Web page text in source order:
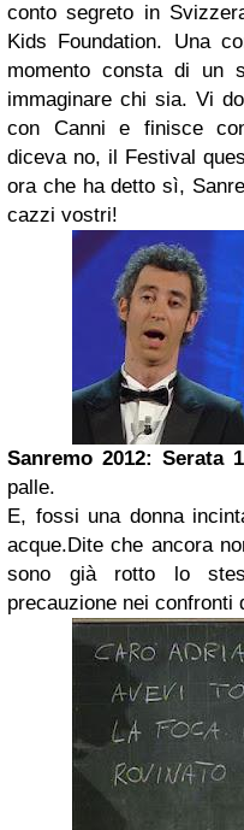
conto segreto in
Kids Foundation. Una
momento consta di un
immaginare chi sia. Vi
con Canni e finisce
diceva no, il Festival
ora che ha detto sì,
cazzi vostri!
Sanremo 2012: Serata 1
palle.
E, fossi una donna
acque.Dite che ancora
sono già rotto lo
precauzione nei confronti